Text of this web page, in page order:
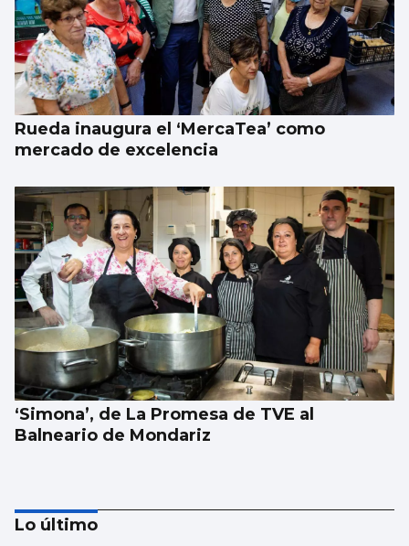
Rueda inaugura el ‘MercaTea’ como
mercado de excelencia
‘Simona’, de La Promesa de TVE al
Balneario de Mondariz
Lo último